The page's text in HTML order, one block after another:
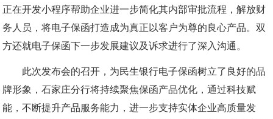
正在开发小程序帮助企业进一步简化其内部审批流程，解放财
务人员，将电子保函打造成为真正以客户为尊的良心产品。双
方还就电子保函下一步发展建议及诉求进行了深入沟通。
此次发布会的召开，为民生银行电子保函树立了良好的品
牌形象，石家庄分行将持续聚焦保函产品优化，通过科技赋
能，不断提升产品服务能力，进一步支持实体企业高质量发